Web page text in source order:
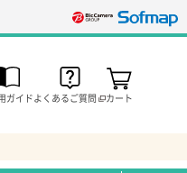
ガイドよくあるご質問 カート